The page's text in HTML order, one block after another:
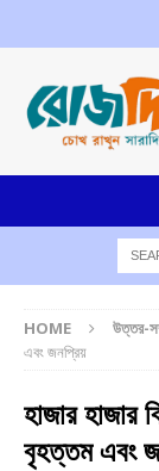
HOME উত্তর-
এবং জনপ্রিয়
হাজার হাজার
বৃহত্তম এবং